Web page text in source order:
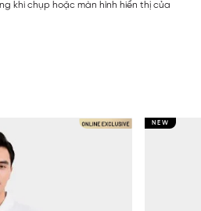
khi chụp hoặc màn hình hiển thị của
NEW